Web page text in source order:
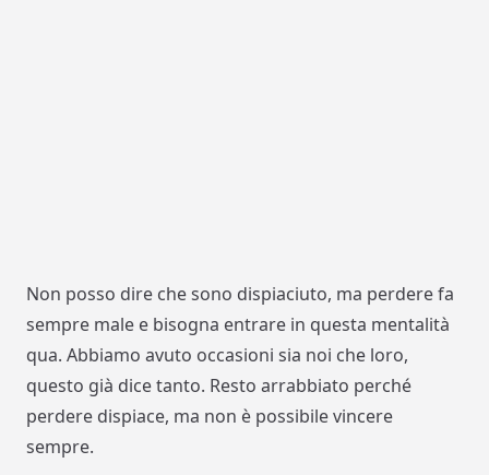
Non posso dire che sono dispiaciuto, ma perdere fa
sempre male e bisogna entrare in questa mentalità
qua. Abbiamo avuto occasioni sia noi che loro,
questo già dice tanto. Resto arrabbiato perché
perdere dispiace, ma non è possibile vincere
sempre.